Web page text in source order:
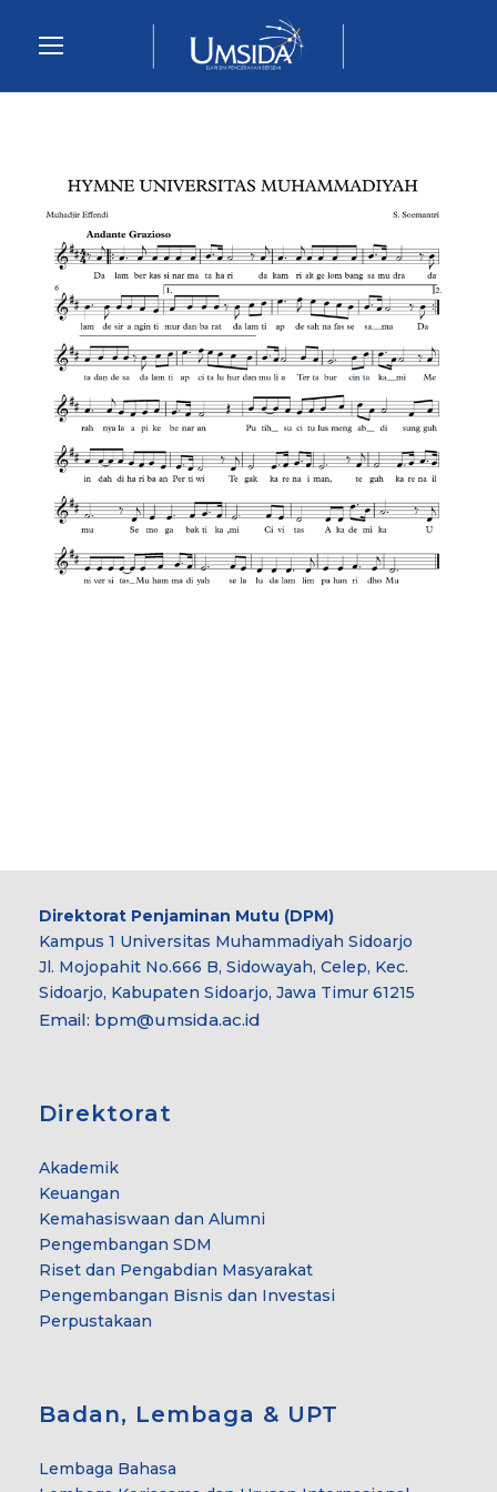
Direktorat Penjaminan Mutu (DPM)
Kampus 1 Universitas Muhammadiyah Sidoarjo
Jl. Mojopahit No.666 B, Sidowayah, Celep, Kec.
Sidoarjo, Kabupaten Sidoarjo, Jawa Timur 61215
Email: bpm@umsida.ac.id
Direktorat
Akademik
Keuangan
Kemahasiswaan dan Alumni
Pengembangan SDM
Riset dan Pengabdian Masyarakat
Pengembangan Bisnis dan Investasi
Perpustakaan
Badan, Lembaga & UPT
Lembaga Bahasa